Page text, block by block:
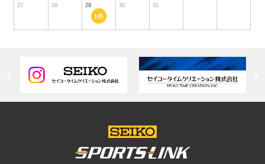
27 28 29
1件
30 31